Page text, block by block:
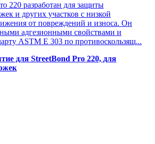
220 разработан для защиты
и других участков с низкой
от повреждений и износа. Он
адгезионными свойствами и
ASTM E 303 по противоскользящ...
для StreetBond Pro 220, для